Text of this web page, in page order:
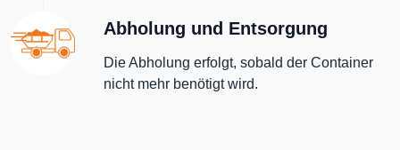
Abholung und Entsorgung
Die Abholung erfolgt, sobald der Container
nicht mehr benötigt wird.